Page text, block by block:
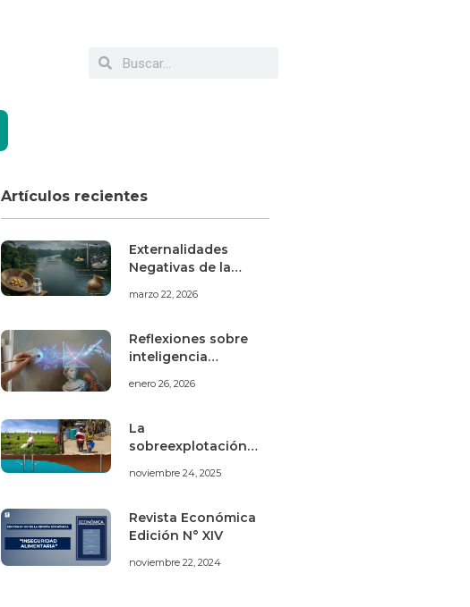
Artículos recientes
Externalidades
Negativas de la
Informal en Madre
marzo 22, 2026
Reflexiones sobre
inteligencia
laboral y artes
enero 26, 2026
La
sobreexplotación
Villacurí (Ica) bajo
economía
ecológica
noviembre 24, 2025
Revista Económica
Edición N° XIV
noviembre 22, 2024